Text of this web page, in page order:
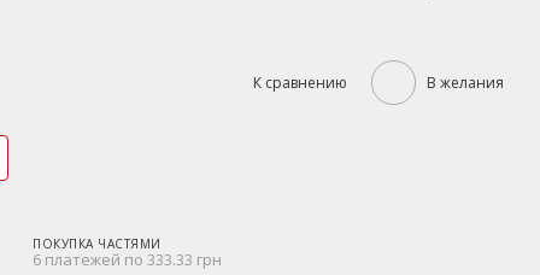
К сравнению В желания
ПОКУПКА ЧАСТЯМИ
6 платежей по 333.33 грн